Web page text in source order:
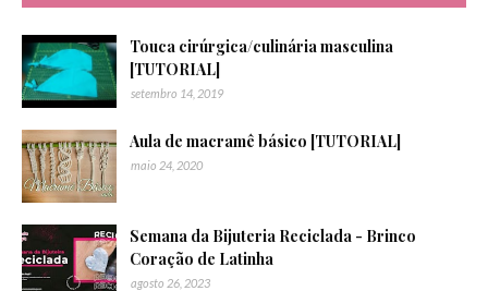
Touca cirúrgica/culinária masculina
[TUTORIAL]
setembro 14, 2019
Aula de macramê básico [TUTORIAL]
maio 24, 2020
Semana da Bijuteria Reciclada - Brinco
Coração de Latinha
agosto 26, 2023